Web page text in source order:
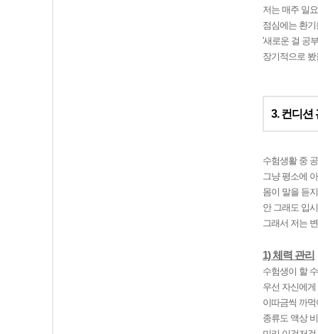
저는 매주 일
점심에는 환
'새로운 걸 공
장기적으로
3. 컨디션
수험생활 중
그냥 평소에
몸이 말을 듣
안 그래도 입
그래서 저는
1) 체력 관리
수험생이 할
우선 자신에
이따금씩 까
종류도 액상